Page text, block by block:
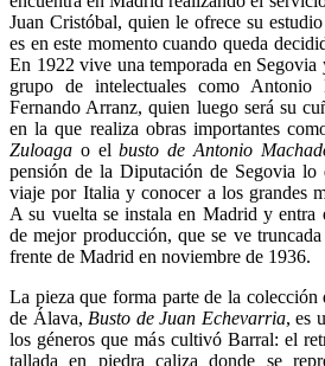
Juan Cristóbal, quien le ofrece su
es en este momento cuando queda
En 1922 vive una temporada en Segovia
grupo de intelectuales como Antonio
Fernando Arranz, quien luego será su
en la que realiza obras importantes
Zuloaga o el busto de Antonio
pensión de la Diputación de Segovia lo
viaje por Italia y conocer a los grandes
A su vuelta se instala en Madrid y entra
de mejor producción, que se ve
frente de Madrid en noviembre de 1936.
La pieza que forma parte de la
de Álava, Busto de Juan Echevarria, es
los géneros que más cultivó Barral: el
tallada en piedra caliza donde se